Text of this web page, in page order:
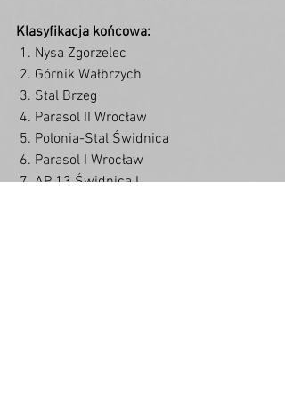
Klasyfikacja końcowa:
1. Nysa Zgorzelec
2. Górnik Wałbrzych
3. Stal Brzeg
4. Parasol II Wrocław
5. Polonia-Stal Świdnica
6. Parasol I Wrocław
7. AP 13 Świdnica I